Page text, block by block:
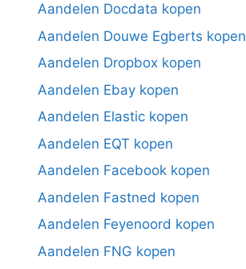
Aandelen Docdata kopen
Aandelen Douwe Egberts kopen
Aandelen Dropbox kopen
Aandelen Ebay kopen
Aandelen Elastic kopen
Aandelen EQT kopen
Aandelen Facebook kopen
Aandelen Fastned kopen
Aandelen Feyenoord kopen
Aandelen FNG kopen